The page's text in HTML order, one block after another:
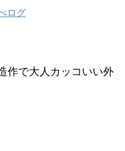
ログ
作で大人カッコいい外